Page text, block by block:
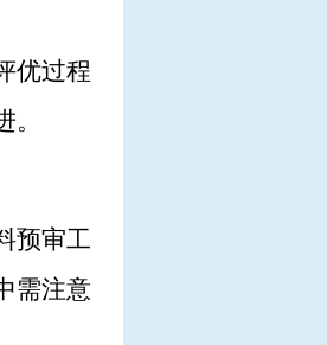
优过程
预审工
需注意